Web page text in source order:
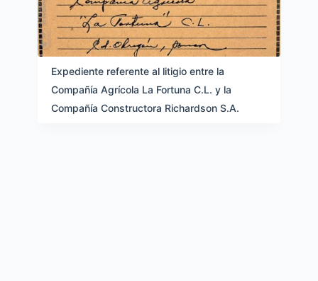
Expediente referente al litigio entre la
Compañía Agrícola La Fortuna C.L. y la
Compañía Constructora Richardson S.A.